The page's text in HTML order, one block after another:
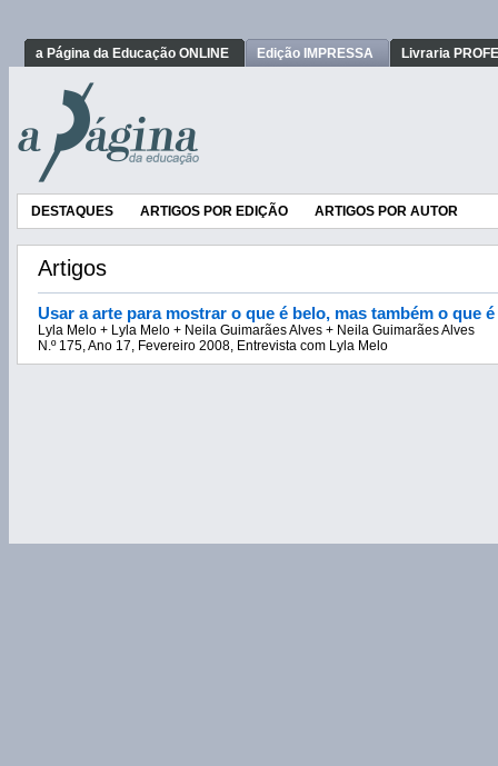
a Página da Educação ONLINE Edição IMPRESSA Livraria
DESTAQUES ARTIGOS POR EDIÇÃO ARTIGOS POR AUTOR
Artigos
Usar a arte para mostrar o que é belo, mas também o que
Lyla Melo + Lyla Melo + Neila Guimarães Alves + Neila Guimarães Alves
N.º 175, Ano 17, Fevereiro 2008, Entrevista com Lyla Melo